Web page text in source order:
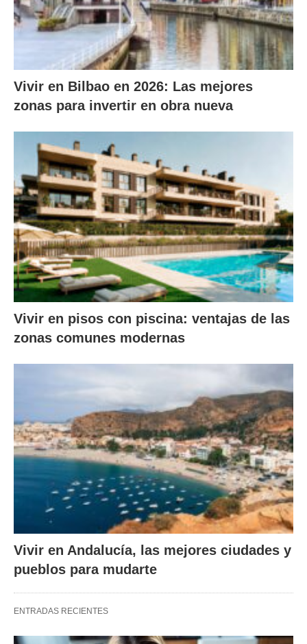
Vivir en Bilbao en 2026: Las mejores
zonas para invertir en obra nueva
Vivir en pisos con piscina: ventajas de las
zonas comunes modernas
Vivir en Andalucía, las mejores ciudades y
pueblos para mudarte
ENTRADAS RECIENTES